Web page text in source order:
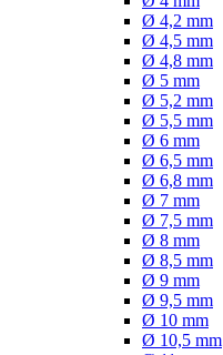
Ø 4,2 mm
Ø 4,5 mm
Ø 4,8 mm
Ø 5 mm
Ø 5,2 mm
Ø 5,5 mm
Ø 6 mm
Ø 6,5 mm
Ø 6,8 mm
Ø 7 mm
Ø 7,5 mm
Ø 8 mm
Ø 8,5 mm
Ø 9 mm
Ø 9,5 mm
Ø 10 mm
Ø 10,5 mm